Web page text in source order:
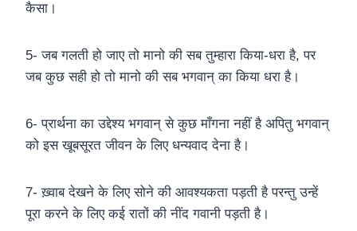
कैसा।
5- जब गलती हो जाए तो मानो की सब तुम्हारा किया-धरा है, पर
जब कुछ सही हो तो मानो की सब भगवान् का किया धरा है।
6- प्रार्थना का उद्देश्य भगवान् से कुछ माँगना नहीं है अपितु भगवान्
को इस खूबसूरत जीवन के लिए धन्यवाद देना है।
7- ख़्वाब देखने के लिए सोने की आवश्यकता पड़ती है परन्तु उन्हें
पूरा करने के लिए कई रातों की नींद गवानी पड़ती है।